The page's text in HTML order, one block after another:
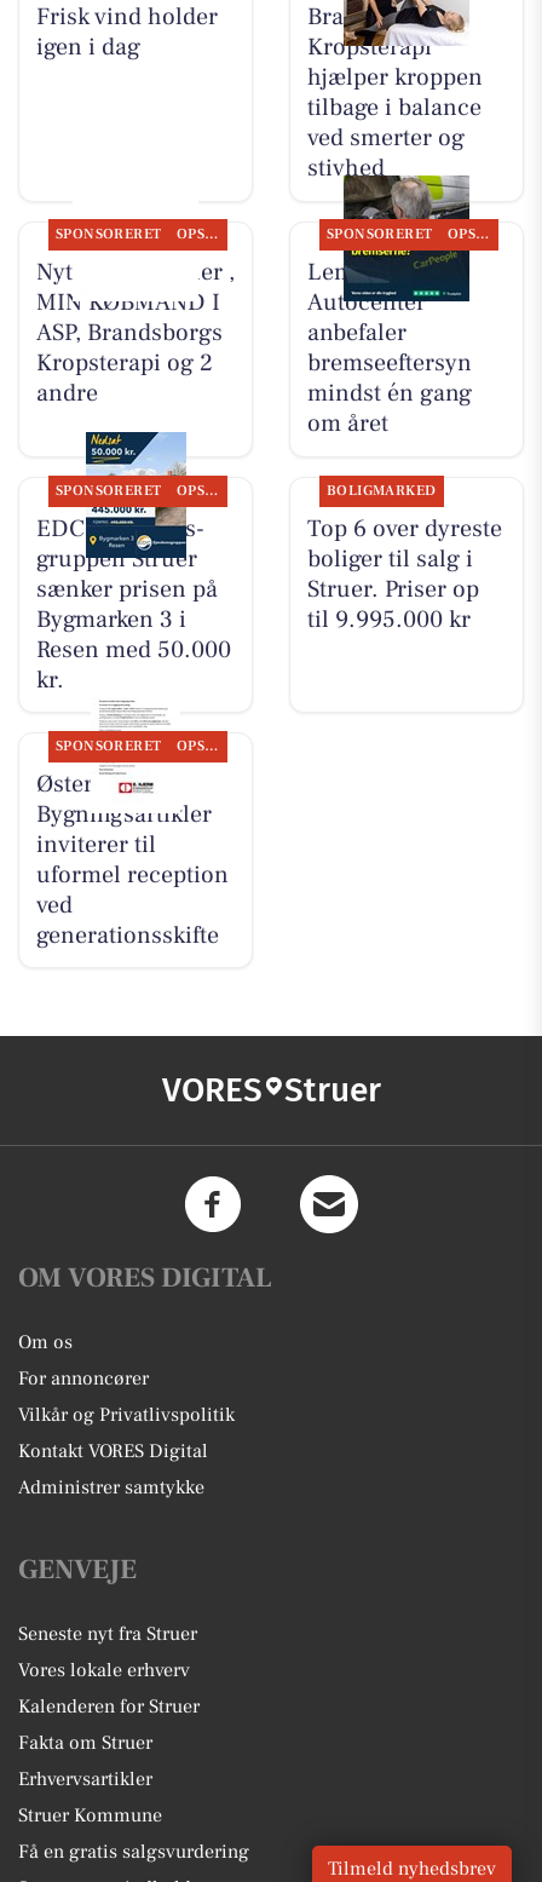
Frisk vind holder
igen i dag
Brandsborgs
Kropsterapi
hjælper kroppen
tilbage i balance
ved smerter og
stivhed
SPONSORERET OPSLAGSTAVLEN
Nyt fra HV Cykler ,
MIN KØBMAND I
ASP, Brandsborgs
Kropsterapi og 2
andre
SPONSORERET OPSLAGSTAVLEN
Lemvig
Autocenter
anbefaler
bremseeftersyn
mindst én gang
om året
SPONSORERET OPSLAGSTAVLEN
EDC Ejen­doms­
grup­pen Struer
sænker prisen på
Bygmarken 3 i
Resen med 50.000
kr.
BOLIGMARKED
Top 6 over dyreste
boliger til salg i
Struer. Priser op
til 9.995.000 kr
SPONSORERET OPSLAGSTAVLEN
Øster Hjerm
Bygningsartikler
inviterer til
uformel reception
ved
generationsskifte
VORES Struer
OM VORES DIGITAL
Om os
For annoncører
Vilkår og Privatlivspolitik
Kontakt VORES Digital
Administrer samtykke
GENVEJE
Seneste nyt fra Struer
Vores lokale erhverv
Kalenderen for Struer
Fakta om Struer
Erhvervsartikler
Struer Kommune
Få en gratis salgsvurdering
Tilmeld nyhedsbrev